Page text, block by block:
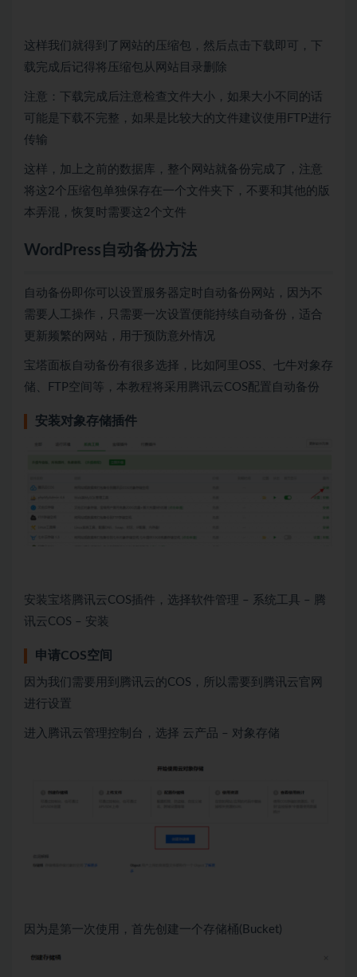
这样我们就得到了网站的压缩包，然后点击下载即可，下
载完成后记得将压缩包从网站目录删除
注意：下载完成后注意检查文件大小，如果大小不同的话
可能是下载不完整，如果是比较大的文件建议使用FTP进行
传输
这样，加上之前的数据库，整个网站就备份完成了，注意
将这2个压缩包单独保存在一个文件夹下，不要和其他的版
本弄混，恢复时需要这2个文件
WordPress自动备份方法
自动备份即你可以设置服务器定时自动备份网站，因为不
需要人工操作，只需要一次设置便能持续自动备份，适合
更新频繁的网站，用于预防意外情况
宝塔面板自动备份有很多选择，比如阿里OSS、七牛对象存
储、FTP空间等，本教程将采用腾讯云COS配置自动备份
安装对象存储插件
安装宝塔腾讯云COS插件，选择软件管理 – 系统工具 – 腾
讯云COS – 安装
申请COS空间
因为我们需要用到腾讯云的COS，所以需要到腾讯云官网
进行设置
进入腾讯云管理控制台，选择 云产品 – 对象存储
因为是第一次使用，首先创建一个存储桶(Bucket)